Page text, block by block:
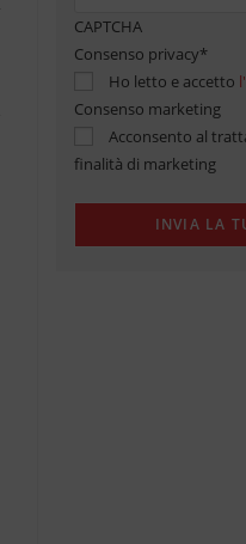
CAPTCHA
Consenso privacy*
Ho letto e accetto
Consenso marketing
Acconsento al
finalità di marketing